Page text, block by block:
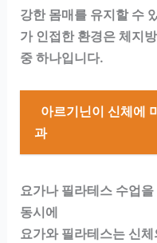
강한 몸매를 유지할 수
가 인접한 환경은 체지
중 하나입니다.
아르기닌이 신체에
과
요가나 필라테스 수업
동시에
요가와 필라테스는 신